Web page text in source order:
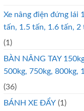
Xe nâng điện đứng lái
tấn, 1.5 tấn, 1.6 tấn, 2
(1)
BÀN NÂNG TAY
500kg, 750kg, 800kg,
(36)
BÁNH XE ĐẨY (1)